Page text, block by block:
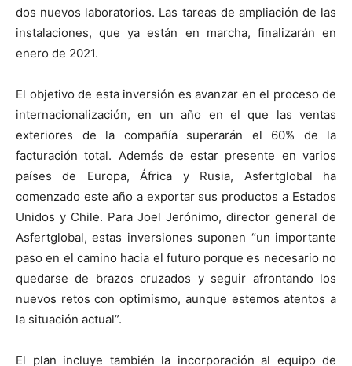
dos nuevos laboratorios. Las tareas de ampliación de las
instalaciones, que ya están en marcha, finalizarán en
enero de 2021.
El objetivo de esta inversión es avanzar en el proceso de
internacionalización, en un año en el que las ventas
exteriores de la compañía superarán el 60% de la
facturación total. Además de estar presente en varios
países de Europa, África y Rusia, Asfertglobal ha
comenzado este año a exportar sus productos a Estados
Unidos y Chile. Para Joel Jerónimo, director general de
Asfertglobal, estas inversiones suponen “un importante
paso en el camino hacia el futuro porque es necesario no
quedarse de brazos cruzados y seguir afrontando los
nuevos retos con optimismo, aunque estemos atentos a
la situación actual”.
El plan incluye también la incorporación al equipo de